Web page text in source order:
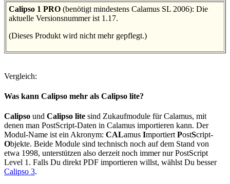
Calipso 1 PRO (benötigt mindestens Calamus SL 2006): Die
aktuelle Versionsnummer ist 1.17.
(Dieses Produkt wird nicht mehr gepflegt.)
Vergleich:
Was kann Calipso mehr als Calipso lite?
Calipso und Calipso lite sind Zukaufmodule für Calamus, mit
denen man PostScript-Daten in Calamus importieren kann. Der
Modul-Name ist ein Akronym: CALamus ImportiertPostScript-
Objekte. Beide Module sind technisch noch auf dem Stand von
etwa 1998, unterstützen also derzeit noch immer nur PostScript
Level 1. Falls Du direkt PDF importieren willst, wählst Du besser
Calipso 3.